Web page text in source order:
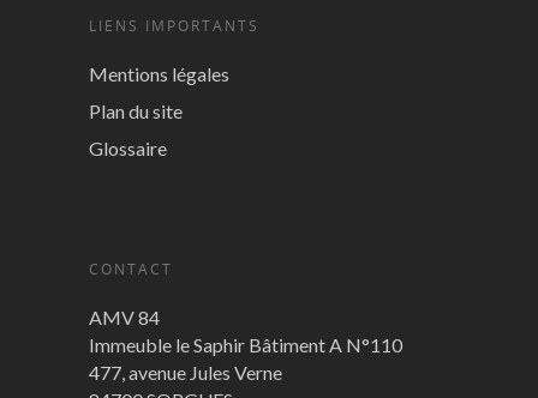
LIENS IMPORTANTS
Mentions légales
Plan du site
Glossaire
CONTACT
AMV 84
Immeuble le Saphir Bâtiment A N°110
477, avenue Jules Verne